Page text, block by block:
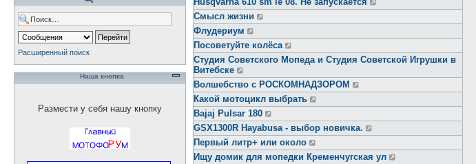
Смысл жизни
Флудериум
Посоветуйте колёса
Студия Советского Мопеда и Студия Советской Игрушки в
Витебске
Волшебство с РОСКОМНАДЗОРОМ
Какой мотоцикл выбрать
Bajaj Pulsar 180
GSX1300R Hayabusa - выбор новичка.
Первый литр+ или около
Ищу домик для мопедки Кременчугская ул
Расширенный поиск
Наша кнопка
Размести у себя нашу кнопку